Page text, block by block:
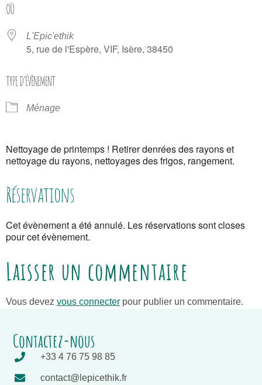
OÙ
L'Epic'ethik
5, rue de l'Espère, VIF, Isère, 38450
TYPE D’ÉVÈNEMENT
Ménage
Nettoyage de printemps ! Retirer denrées des rayons et
nettoyage du rayons, nettoyages des frigos, rangement.
Réservations
Cet évènement a été annulé. Les réservations sont closes
pour cet évènement.
Laisser un commentaire
Vous devez vous connecter pour publier un commentaire.
Contactez-nous
+33 4 76 75 98 85
contact@lepicethik.fr